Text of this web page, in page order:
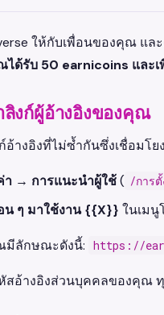
ให้กับเพื่อนของคุณ แ
ได้รับ 50 earnicoins และ
งก์ผู้อ้างอิงของคุณ
อ้างอิงที่ไม่ซ้ำกันซึ่งเชื่อม
า → การแนะนำผู้ใช้( /การตั้
น ๆ มาใช้งาน {{X}} ในเมนู
มีลักษณะดังนี้: https://
สอ้างอิงส่วนบุคคลของคุณ